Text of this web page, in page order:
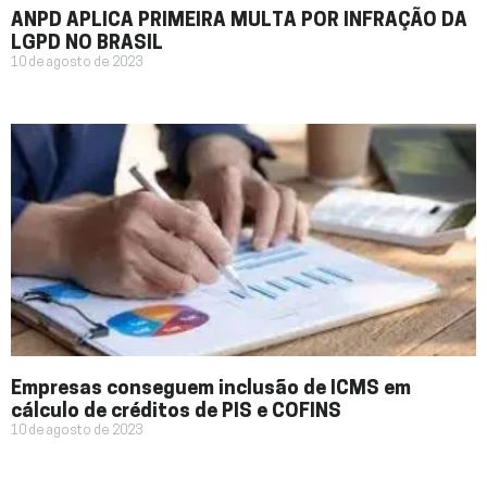
ANPD APLICA PRIMEIRA MULTA POR INFRAÇÃO DA
LGPD NO BRASIL
10 de agosto de 2023
Empresas conseguem inclusão de ICMS em
cálculo de créditos de PIS e COFINS
10 de agosto de 2023